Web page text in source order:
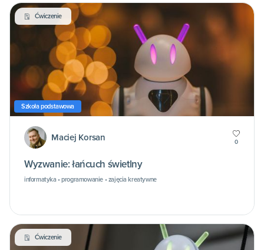
Ćwiczenie
Szkoła podstawowa
Maciej Korsan 0
Wyzwanie: łańcuch świetlny
informatyka • programowanie • zajęcia kreatywne
Ćwiczenie